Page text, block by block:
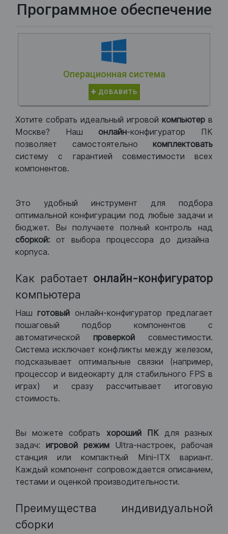
Программное обеспечение
Операционная система
ДОБАВИТЬ
Хотите собрать идеальный игровой компьютер в
Москве? Нашонлайн-конфигуратор ПК
позволяет самостоятельно комплектовать
систему с гарантией совместимости всех
компонентов.
Это удобный инструмент для подбора
оптимальной конфигурации под любые задачи и
бюджет. Вы получаете полный контроль над
сборкой: от выбора процессора до дизайна
корпуса.
Как работает онлайн-конфигуратор
компьютера
Нашготовый онлайн-конфигуратор предлагает
пошаговый подбор компонентов с
автоматической проверкой совместимости.
Система исключает конфликты между железом,
подсказывает оптимальные связки (например,
процессор и видеокарту для стабильного FPS в
играх) и сразу рассчитывает итоговую
стоимость.
Вы можете собрать хороший ПКдля разных
задач: игровой режим Ultra-настроек, рабочая
станция или компактный Mini-ITX вариант.
Каждый компонент сопровождается описанием,
тестами и оценкой производительности.
Преимущества индивидуальной
сборки